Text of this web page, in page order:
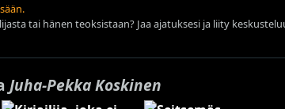
tai hänen teoksistaan? Jaa ajatuksesi ja liity
Juha-Pekka Koskinen